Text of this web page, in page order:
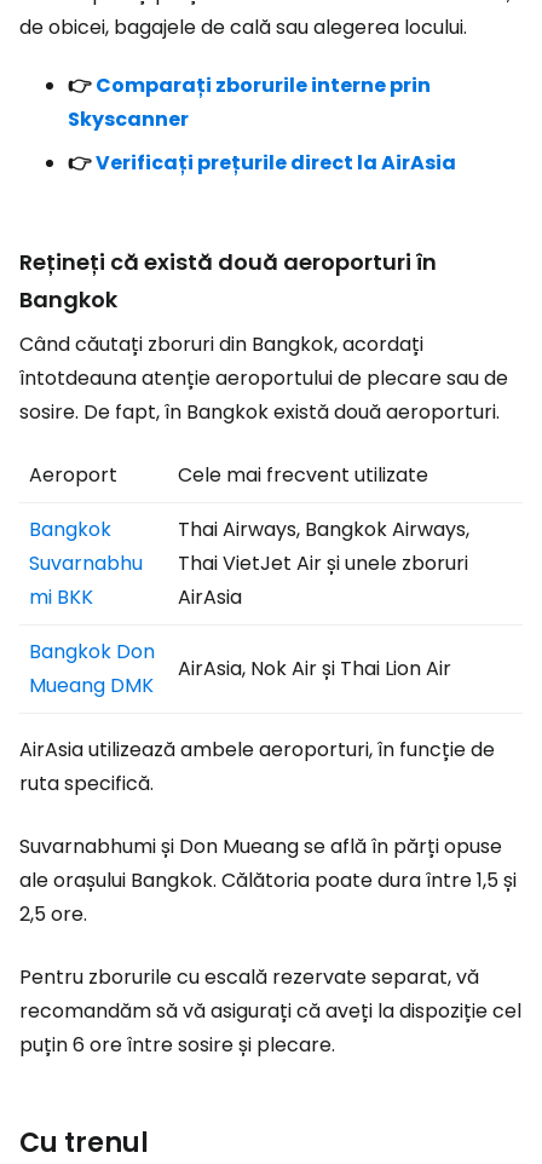
de obicei, bagajele de cală sau alegerea locului.
👉Comparați zborurile interne prin
Skyscanner
👉Verificați prețurile direct la AirAsia
Rețineți că există două aeroporturi în
Bangkok
Când căutați zboruri din Bangkok, acordați
întotdeauna atenție aeroportului de plecare sau de
sosire. De fapt, în Bangkok există două aeroporturi.
Aeroport
Cele mai frecvent utilizate
Bangkok
Suvarnabhu
mi BKK
Thai Airways, Bangkok Airways,
Thai VietJet Air și unele zboruri
AirAsia
Bangkok Don
Mueang DMK
AirAsia, Nok Air și Thai Lion Air
AirAsia utilizează ambele aeroporturi, în funcție de
ruta specifică.
Suvarnabhumi și Don Mueang se află în părți opuse
ale orașului Bangkok. Călătoria poate dura între 1,5 și
2,5 ore.
Pentru zborurile cu escală rezervate separat, vă
recomandăm să vă asigurați că aveți la dispoziție cel
puțin 6 ore între sosire și plecare.
Cu trenul